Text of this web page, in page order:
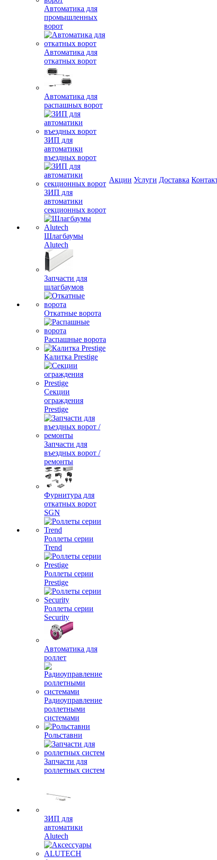
Автоматика для
промышленных
ворот
Автоматика для
откатных ворот
Автоматика для
распашных ворот
ЗИП для
автоматики
въездных ворот
ЗИП для
автоматики
секционных ворот
Шлагбаумы
Alutech
Запчасти для
шлагбаумов
Откатные ворота
Распашные ворота
Калитка Prestige
Секции
ограждения
Prestige
Запчасти для
въездных ворот /
ремонты
Фурнитура для
откатных ворот
SGN
Роллеты серии
Trend
Роллеты серии
Prestige
Роллеты серии
Security
Автоматика для
роллет
Радиоуправление
роллетными
системами
Рольставни
Запчасти для
роллетных систем
ЗИП для
автоматики
Alutech
Акции Услуги Доставка